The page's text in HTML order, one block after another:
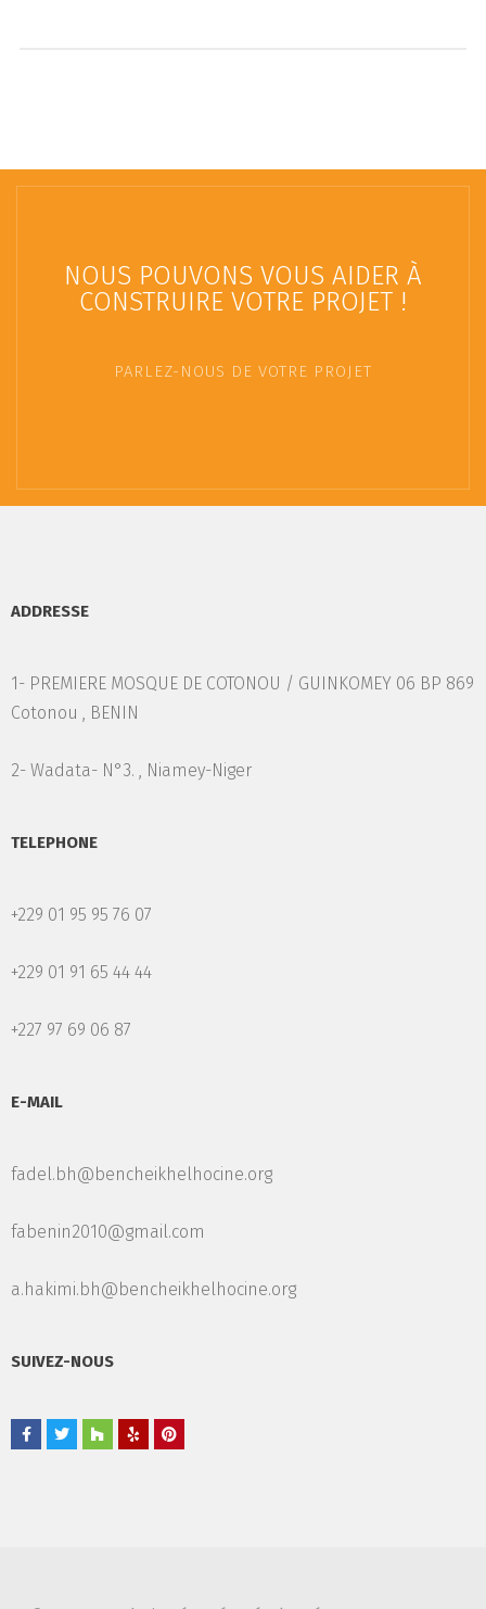
NOUS POUVONS VOUS AIDER À
CONSTRUIRE VOTRE PROJET !
PARLEZ-NOUS DE VOTRE PROJET
ADDRESSE
1- PREMIERE MOSQUE DE COTONOU / GUINKOMEY 06 BP 869
Cotonou , BENIN
2- Wadata- N°3. , Niamey-Niger
TELEPHONE
+229 01 95 95 76 07
+229 01 91 65 44 44
+227 97 69 06 87
E-MAIL
fadel.bh@bencheikhelhocine.org
fabenin2010@gmail.com
a.hakimi.bh@bencheikhelhocine.org
SUIVEZ-NOUS